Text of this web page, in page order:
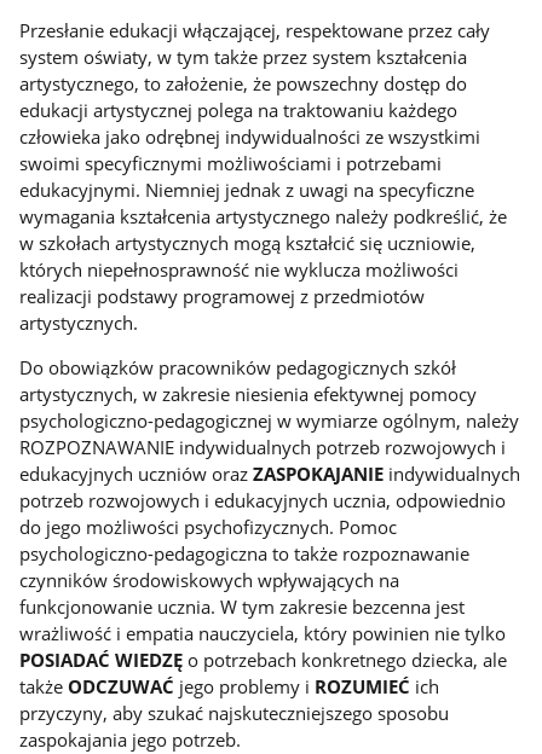
Przesłanie edukacji włączającej, respektowane przez cały
system oświaty, w tym także przez system kształcenia
artystycznego, to założenie, że powszechny dostęp do
edukacji artystycznej polega na traktowaniu każdego
człowieka jako odrębnej indywidualności ze wszystkimi
swoimi specyficznymi możliwościami i potrzebami
edukacyjnymi. Niemniej jednak z uwagi na specyficzne
wymagania kształcenia artystycznego należy podkreślić, że
w szkołach artystycznych mogą kształcić się uczniowie,
których niepełnosprawność nie wyklucza możliwości
realizacji podstawy programowej z przedmiotów
artystycznych.
Do obowiązków pracowników pedagogicznych szkół
artystycznych, w zakresie niesienia efektywnej pomocy
psychologiczno-pedagogicznej w wymiarze ogólnym, należy
ROZPOZNAWANIE indywidualnych potrzeb rozwojowych i
edukacyjnych uczniów orazZASPOKAJANIE indywidualnych
potrzeb rozwojowych i edukacyjnych ucznia, odpowiednio
do jego możliwości psychofizycznych. Pomoc
psychologiczno-pedagogiczna to także rozpoznawanie
czynników środowiskowych wpływających na
funkcjonowanie ucznia. W tym zakresie bezcenna jest
wrażliwość i empatia nauczyciela, który powinien nie tylko
POSIADAĆ WIEDZĘo potrzebach konkretnego dziecka, ale
takżeODCZUWAĆ jego problemy i ROZUMIEĆ ich
przyczyny, aby szukać najskuteczniejszego sposobu
zaspokajania jego potrzeb.